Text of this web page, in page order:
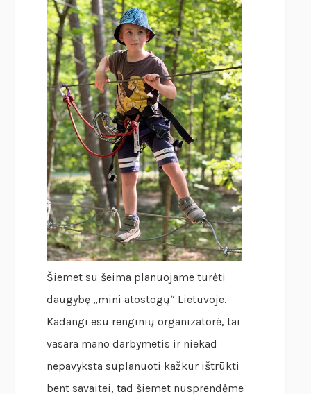
Šiemet su šeima planuojame turėti
daugybę „mini atostogų“ Lietuvoje.
Kadangi esu renginių organizatorė, tai
vasara mano darbymetis ir niekad
nepavyksta suplanuoti kažkur ištrūkti
bent savaitei, tad šiemet nusprendėme